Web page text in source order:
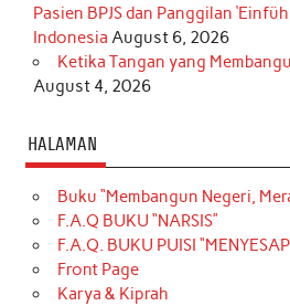
Pasien BPJS dan Panggilan
Indonesia August 6, 2026
Ketika Tangan yang
August 4, 2026
HALAMAN
Buku “Membangun Negeri,
F.A.Q BUKU “NARSIS”
F.A.Q. BUKU PUISI
Front Page
Karya & Kiprah